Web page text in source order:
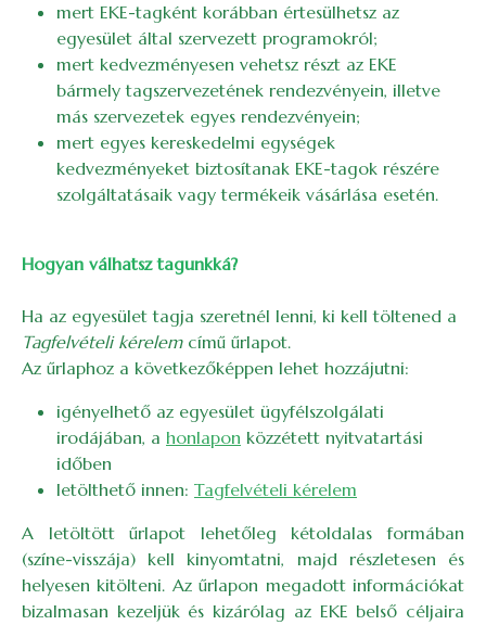
mert EKE-tagként korábban értesülhetsz az
egyesület által szervezett programokról;
mert kedvezményesen vehetsz részt az EKE
bármely tagszervezetének rendezvényein, illetve
más szervezetek egyes rendezvényein;
mert egyes kereskedelmi egységek
kedvezményeket biztosítanak EKE-tagok részére
szolgáltatásaik vagy termékeik vásárlása esetén.
Hogyan válhatsz tagunkká?
Ha az egyesület tagja szeretnél lenni, ki kell töltened a
Tagfelvételi kérelemcímű űrlapot.
Az űrlaphoz a következőképpen lehet hozzájutni:
igényelhető az egyesület ügyfélszolgálati
irodájában, a honlapon közzétett nyitvatartási
időben
letölthető innen: Tagfelvételi kérelem
A letöltött űrlapot lehetőleg kétoldalas formában
(színe-visszája) kell kinyomtatni, majd részletesen és
helyesen kitölteni. Az űrlapon megadott információkat
bizalmasan kezeljük és kizárólag az EKE belső céljaira